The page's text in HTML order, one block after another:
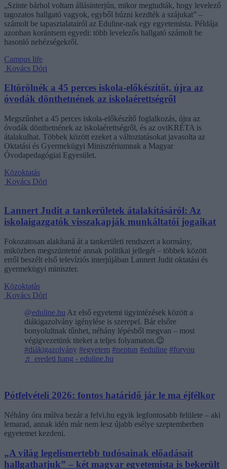
„Szinte bárhol voltam állásinterjún, mikor megtudták, hogy levelező
tagozatos hallgató vagyok, egyből húzni kezdték a szájukat” –
számolt be tapasztalatairól az Eduline-nak egy egyetemista. Példája
azonban korántsem egyedi: több levelezős hallgató számolt be
hasonló nehézségekről.
Campus life
Kovács Dóri
Eltörölnék a 45 perces iskola-előkészítőt, újra az
óvodák dönthetnének az iskolaérettségről
Megszűnhet a 45 perces iskola-előkészítő foglalkozás, újra az
óvodák dönthetnének az iskolaérettségről, és az oviKRÉTA is
átalakulhat. Többek között ezeket a változtatásokat javasolta az
Oktatási és Gyermekügyi Minisztériumnak a Magyar
Óvodapedagógiai Egyesület.
Közoktatás
Kovács Dóri
Lannert Judit a tankerületek átalakításáról: Az
iskolaigazgatók visszakapják munkáltatói jogaikat
Fokozatosan alakítaná át a tankerületi rendszert a kormány,
miközben megszüntetné annak politikai jellegét – többek között
erről beszélt első televíziós interjújában Lannert Judit oktatási és
gyermekügyi miniszter.
Közoktatás
Kovács Dóri
@eduline.hu Az első egyetemi ügyintézések között a
diákigazolvány igénylése is szerepel. Bár elsőre
bonyolultnak tűnhet, néhány lépésből megvan – most
végigvezetünk titeket a teljes folyamaton.😉
#diákigazolvány #egyetem #neptun #eduline #foryou
♬ eredeti hang - eduline.hu
Pótfelvételi 2026: fontos határidő jár le ma éjfélkor
Néhány óra múlva bezár a felvi.hu egyik legfontosabb felülete – aki
lemarad, annak idén már nem lesz újabb esélye szeptemberben
egyetemet kezdeni.
„A világ legelismertebb tudósainak előadásait
hallgathatjuk” – két magyar egyetemista is bekerült